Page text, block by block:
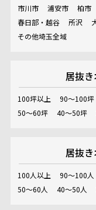
市川市
浦安市 柏市
春日部・越谷
所沢
その他埼玉全域
居抜
100坪以上 90～100坪
50～60坪
40～50坪
居抜
100人以上 90～100人
50～60人
40～50人